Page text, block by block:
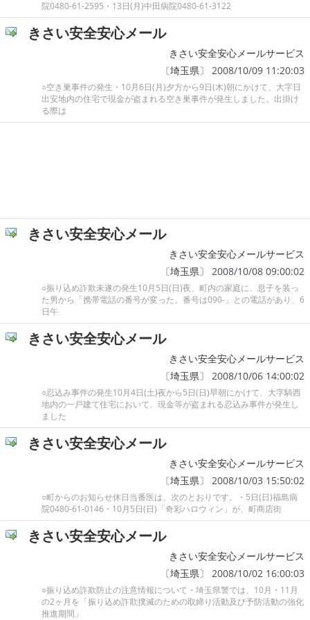
院0480-61-2595・13日(月)中田病院0480-61-3122
きさい安全安心メール
きさい安全安心メールサービス
〔埼玉県〕 2008/10/09 11:20:03
○空き巣事件の発生・10月6日(月)夕方から9日(木)朝にかけて、大字日
出安地内の住宅で現金が盗まれる空き巣事件が発生しました。出掛け
る際は
きさい安全安心メール
きさい安全安心メールサービス
〔埼玉県〕 2008/10/08 09:00:02
○振り込め詐欺未遂の発生10月5日(日)夜、町内の家庭に、息子を装っ
た男から「携帯電話の番号が変った。番号は090-」との電話があり、6
日午
きさい安全安心メール
きさい安全安心メールサービス
〔埼玉県〕 2008/10/06 14:00:02
○忍込み事件の発生10月4日(土)夜から5日(日)早朝にかけて、大字騎西
地内の一戸建て住宅において、現金等が盗まれる忍込み事件が発生し
ました
きさい安全安心メール
きさい安全安心メールサービス
〔埼玉県〕 2008/10/03 15:50:02
○町からのお知らせ休日当番医は、次のとおりです。・5日(日)福島病
院0480-61-0146・10月5日(日)「奇彩ハロウィン」が、町商店街
きさい安全安心メール
きさい安全安心メールサービス
〔埼玉県〕 2008/10/02 16:00:03
○振り込め詐欺防止の注意情報について・埼玉県警では、10月・11月
の2ヶ月を「振り込め詐欺撲滅のための取締り活動及び予防活動の強化
推進期間」